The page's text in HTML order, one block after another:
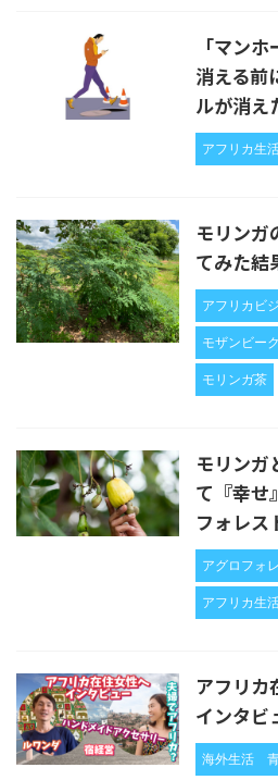
「マン
消える前
ルが消え
アフリカ生
モリンガ
てみた結
アフリカビ
モザンビーク
モリンガ茶
モリンガ
て『幸せ
フォレス
アグロフォ
アフリカ生
アフリカ
インタビ
海外生活